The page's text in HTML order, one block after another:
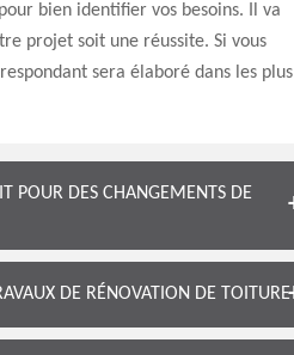
bien identifier vos besoins. Il va
projet soit une réussite. Si vous
sera élaboré dans les plus
POUR DES CHANGEMENTS DE
DE RÉNOVATION DE TOITURE